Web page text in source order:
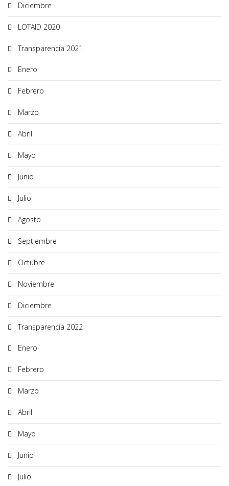
Diciembre
LOTAID 2020
Transparencia 2021
Enero
Febrero
Marzo
Abril
Mayo
Junio
Julio
Agosto
Septiembre
Octubre
Noviembre
Diciembre
Transparencia 2022
Enero
Febrero
Marzo
Abril
Mayo
Junio
Julio